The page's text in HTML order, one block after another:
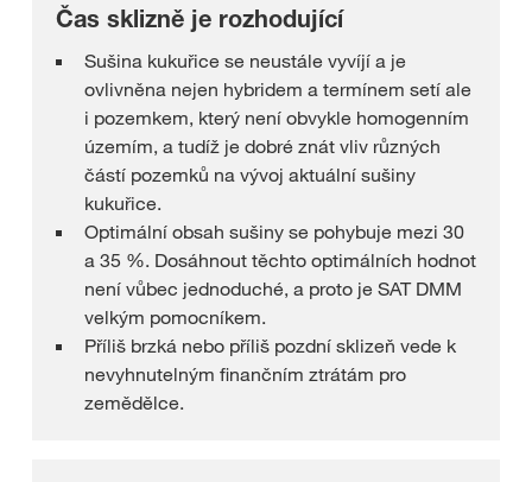
Čas sklizně je rozhodující
Sušina kukuřice se neustále vyvíjí a je
ovlivněna nejen hybridem a termínem setí ale
i pozemkem, který není obvykle homogenním
územím, a tudíž je dobré znát vliv různých
částí pozemků na vývoj aktuální sušiny
kukuřice.
Optimální obsah sušiny se pohybuje mezi 30
a 35 %. Dosáhnout těchto optimálních hodnot
není vůbec jednoduché, a proto je SAT DMM
velkým pomocníkem.
Příliš brzká nebo příliš pozdní sklizeň vede k
nevyhnutelným finančním ztrátám pro
zemědělce.